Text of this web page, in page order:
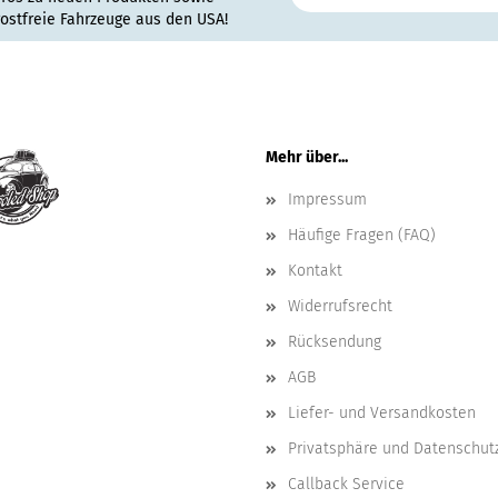
Fahrzeuge aus den USA!
Mehr über...
Impressum
Häufige Fragen (FAQ)
Kontakt
Widerrufsrecht
Rücksendung
AGB
Liefer- und Versandkosten
Privatsphäre und
Callback Service